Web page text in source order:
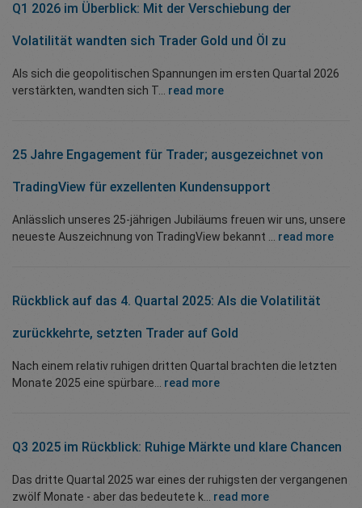
Q1 2026 im Überblick: Mit der Verschiebung der
Volatilität wandten sich Trader Gold und Öl zu
Als sich die geopolitischen Spannungen im ersten Quartal 2026
verstärkten, wandten sich T... read more
25 Jahre Engagement für Trader; ausgezeichnet von
TradingView für exzellenten Kundensupport
Anlässlich unseres 25-jährigen Jubiläums freuen wir uns, unsere
neueste Auszeichnung von TradingView bekannt ... read more
Rückblick auf das 4. Quartal 2025: Als die Volatilität
zurückkehrte, setzten Trader auf Gold
Nach einem relativ ruhigen dritten Quartal brachten die letzten
Monate 2025 eine spürbare... read more
Q3 2025 im Rückblick: Ruhige Märkte und klare Chancen
Das dritte Quartal 2025 war eines der ruhigsten der vergangenen
zwölf Monate - aber das bedeutete k... read more